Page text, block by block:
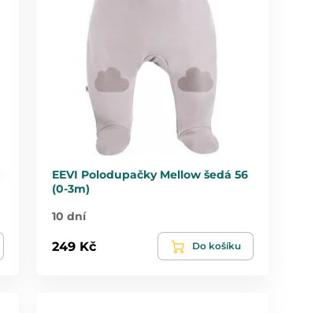
EEVI Polodupačky Mellow šedá 56
(0-3m)
10 dní
249 Kč Do košíku